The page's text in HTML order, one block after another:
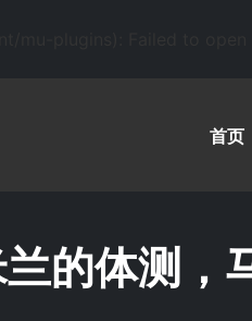
首页
的体测，